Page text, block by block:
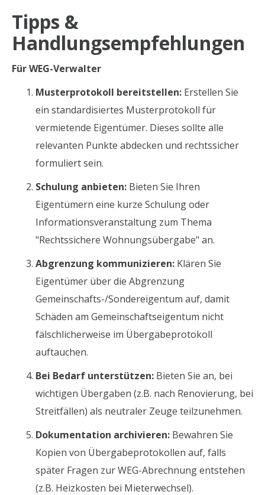
Tipps &
Handlungsempfehlungen
Für WEG-Verwalter
Musterprotokoll bereitstellen: Erstellen Sie
ein standardisiertes Musterprotokoll für
vermietende Eigentümer. Dieses sollte alle
relevanten Punkte abdecken und rechtssicher
formuliert sein.
Schulung anbieten: Bieten Sie Ihren
Eigentümern eine kurze Schulung oder
Informationsveranstaltung zum Thema
"Rechtssichere Wohnungsübergabe" an.
Abgrenzung kommunizieren: Klären Sie
Eigentümer über die Abgrenzung
Gemeinschafts-/Sondereigentum auf, damit
Schäden am Gemeinschaftseigentum nicht
fälschlicherweise im Übergabeprotokoll
auftauchen.
Bei Bedarf unterstützen: Bieten Sie an, bei
wichtigen Übergaben (z.B. nach Renovierung, bei
Streitfällen) als neutraler Zeuge teilzunehmen.
Dokumentation archivieren: Bewahren Sie
Kopien von Übergabeprotokollen auf, falls
später Fragen zur WEG-Abrechnung entstehen
(z.B. Heizkosten bei Mieterwechsel).